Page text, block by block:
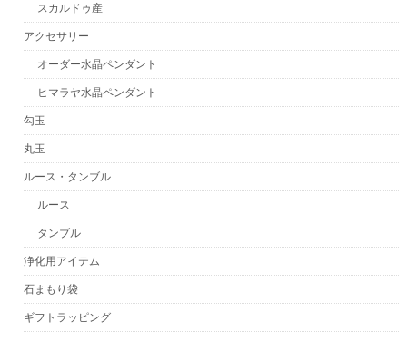
スカルドゥ産
アクセサリー
オーダー水晶ペンダント
ヒマラヤ水晶ペンダント
勾玉
丸玉
ルース・タンブル
ルース
タンブル
浄化用アイテム
石まもり袋
ギフトラッピング